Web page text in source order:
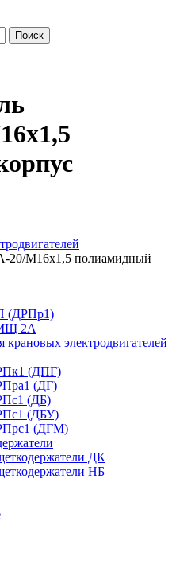
Поиск
М16х1,5 полиамидный
(ДРПр1)
2А
крановых электродвигателей
(ДПГ)
(ДГ)
(ДБ)
(ДБУ)
(ДГМ)
ДК
НБ